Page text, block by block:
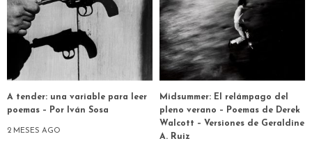
A tender: una variable para leer
poemas – Por Iván Sosa
2 MESES AGO
Midsummer: El relámpago del
pleno verano – Poemas de Derek
Walcott – Versiones de Geraldine
A. Ruiz